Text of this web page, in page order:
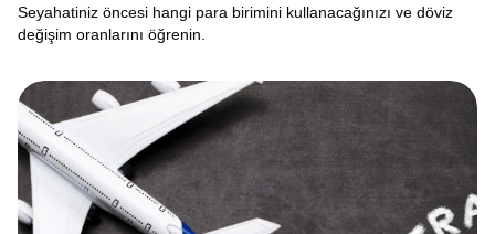
Seyahatiniz öncesi hangi para birimini kullanacağınızı ve döviz
değişim oranlarını öğrenin.